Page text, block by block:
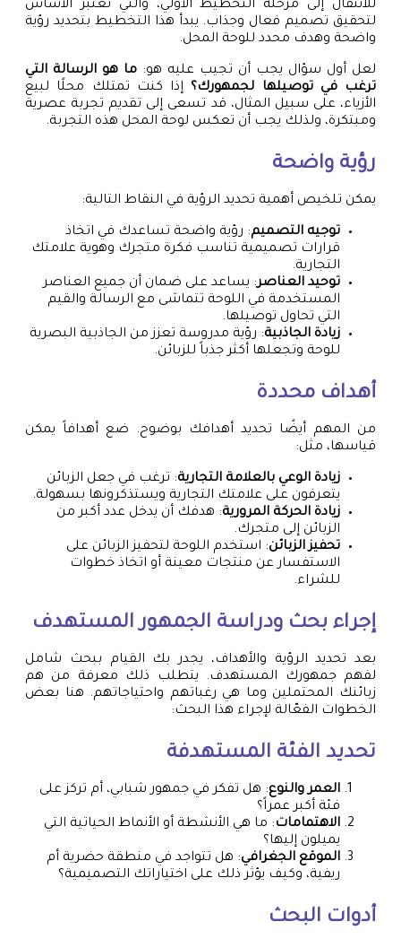
للانتقال إلى مرحلة التخطيط الأولي، والتي تُعتبر الأساس
لتحقيق تصميم فعال وجذاب. يبدأ هذا التخطيط بتحديد رؤية
واضحة وهدف محدد للوحة المحل.
لعل أول سؤال يجب أن تجيب عليه هو: ما هو الرسالة التي
ترغب في توصيلها لجمهورك؟ إذا كنت تمتلك محلًا لبيع
الأزياء، على سبيل المثال، قد تسعى إلى تقديم تجربة عصرية
ومبتكرة، ولذلك يجب أن تعكس لوحة المحل هذه التجربة.
رؤية واضحة
يمكن تلخيص أهمية تحديد الرؤية في النقاط التالية:
توجيه التصميم: رؤية واضحة تساعدك في اتخاذ
قرارات تصميمية تناسب فكرة متجرك وهوية علامتك
التجارية.
توحيد العناصر: يساعد على ضمان أن جميع العناصر
المستخدمة في اللوحة تتماشى مع الرسالة والقيم
التي تحاول توصيلها.
زيادة الجاذبية: رؤية مدروسة تعزز من الجاذبية البصرية
للوحة وتجعلها أكثر جذباً للزبائن.
أهداف محددة
من المهم أيضًا تحديد أهدافك بوضوح. ضع أهدافاً يمكن
قياسها، مثل:
زيادة الوعي بالعلامة التجارية: ترغب في جعل الزبائن
يتعرفون على علامتك التجارية ويستذكرونها بسهولة.
زيادة الحركة المرورية: هدفك أن يدخل عدد أكبر من
الزبائن إلى متجرك.
تحفيز الزبائن: استخدم اللوحة لتحفيز الزبائن على
الاستفسار عن منتجات معينة أو اتخاذ خطوات
للشراء.
إجراء بحث ودراسة الجمهور المستهدف
بعد تحديد الرؤية والأهداف، يجدر بك القيام ببحث شامل
لفهم جمهورك المستهدف. يتطلب ذلك معرفة من هم
زبائنك المحتملين وما هي رغباتهم واحتياجاتهم. هنا بعض
الخطوات الفعّالة لإجراء هذا البحث:
تحديد الفئة المستهدفة
العمر والنوع: هل تفكر في جمهور شبابي، أم تركز على
فئة أكبر عمراً؟
الاهتمامات: ما هي الأنشطة أو الأنماط الحياتية التي
يميلون إليها؟
الموقع الجغرافي: هل تتواجد في منطقة حضرية أم
ريفية، وكيف يؤثر ذلك على اختياراتك التصميمية؟
أدوات البحث